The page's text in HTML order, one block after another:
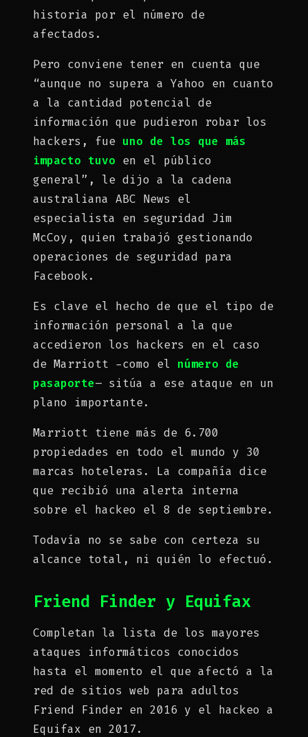
historia por el número de
afectados.
Pero conviene tener en cuenta que
“aunque no supera a Yahoo en cuanto
a la cantidad potencial de
información que pudieron robar los
hackers, fue uno de los que más
impacto tuvo en el público
general”, le dijo a la cadena
australiana ABC News el
especialista en seguridad Jim
McCoy, quien trabajó gestionando
operaciones de seguridad para
Facebook.
Es clave el hecho de que el tipo de
información personal a la que
accedieron los hackers en el caso
de Marriott -como el número de
pasaporte– sitúa a ese ataque en un
plano importante.
Marriott tiene más de 6.700
propiedades en todo el mundo y 30
marcas hoteleras. La compañía dice
que recibió una alerta interna
sobre el hackeo el 8 de septiembre.
Todavía no se sabe con certeza su
alcance total, ni quién lo efectuó.
Friend Finder y Equifax
Completan la lista de los mayores
ataques informáticos conocidos
hasta el momento el que afectó a la
red de sitios web para adultos
Friend Finder en 2016 y el hackeo a
Equifax en 2017.